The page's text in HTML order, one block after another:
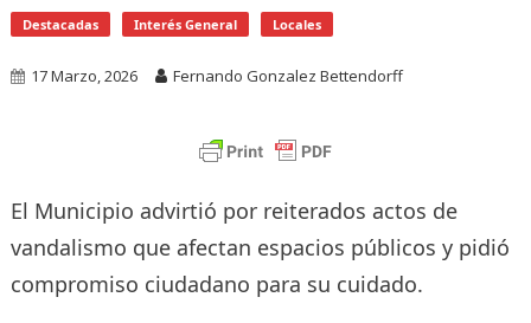
Destacadas Interés General Locales
17 Marzo, 2026 Fernando Gonzalez Bettendorff
El Municipio advirtió por reiterados actos de
vandalismo que afectan espacios públicos y pidió
compromiso ciudadano para su cuidado.